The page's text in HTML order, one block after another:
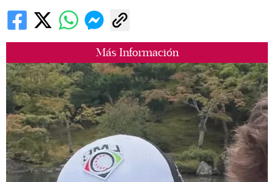
Más Información